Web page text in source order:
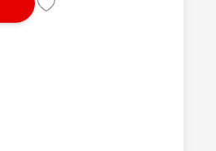
Çeşitli Peluşlar